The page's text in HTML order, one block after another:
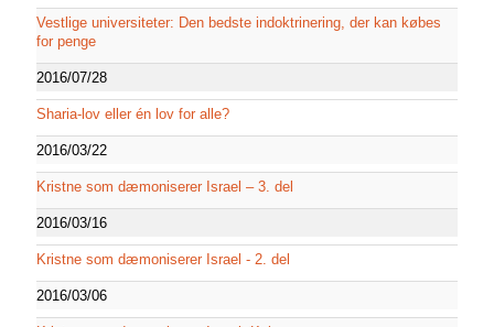
Vestlige universiteter: Den bedste indoktrinering, der kan købes
for penge
2016/07/28
Sharia-lov eller én lov for alle?
2016/03/22
Kristne som dæmoniserer Israel – 3. del
2016/03/16
Kristne som dæmoniserer Israel - 2. del
2016/03/06